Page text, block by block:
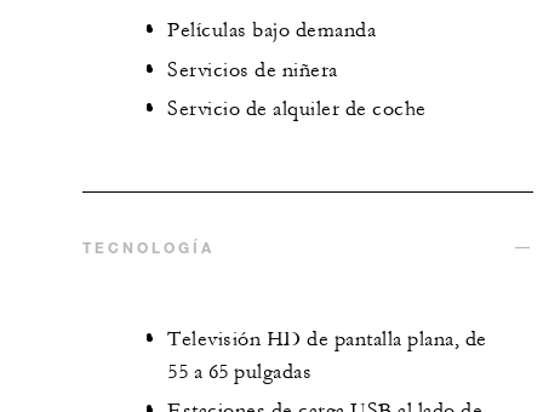
Películas bajo demanda
Servicios de niñera
Servicio de alquiler de coche
TECNOLOGÍA
Televisión HD de pantalla plana, de
55 a 65 pulgadas